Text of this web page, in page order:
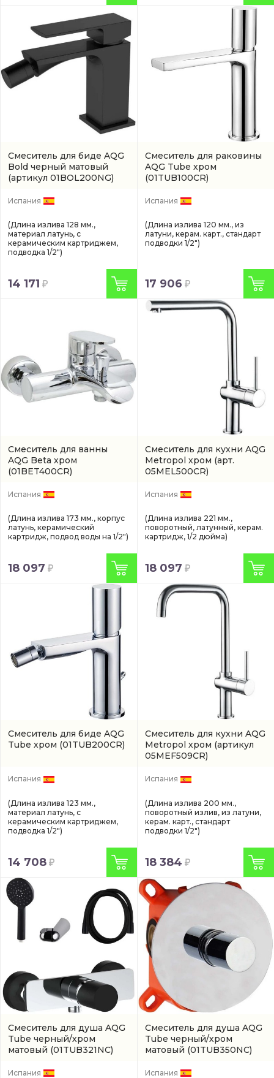
Смеситель для биде AQG
Bold черный матовый
(артикул 01BOL200NG)
Испания
(Длина излива 128 мм.,
материал латунь, с
керамическим картриджем,
подводка 1/2")
14 171
Смеситель для раковины
AQG Tube хром
(01TUB100CR)
Испания
(Длина излива 120 мм., из
латуни, керам. карт., стандарт
подводки 1/2")
17 906
Смеситель для ванны
AQG Beta хром
(01BET400CR)
Испания
(Длина излива 173 мм., корпус
латунь, керамический
картридж, подвод воды на 1/2")
18 097
Смеситель для кухни AQG
Metropol хром (арт.
05MEL500CR)
Испания
(Длина излива 221 мм.,
поворотный, латунный, керам.
картридж, 1/2 дюйма)
18 097
Смеситель для биде AQG
Tube хром (01TUB200CR)
Испания
(Длина излива 123 мм.,
материал латунь, с
керамическим картриджем,
подводка 1/2")
14 708
Смеситель для кухни AQG
Metropol хром (артикул
05MEF509CR)
Испания
(Длина излива 200 мм.,
поворотный излив, из латуни,
керам. карт., стандарт
подводки 1/2")
18 384
Смеситель для душа AQG
Tube черный/хром
матовый (01TUB321NC)
Испания
Смеситель для душа AQG
Tube черный/хром
матовый (01TUB350NC)
Испания